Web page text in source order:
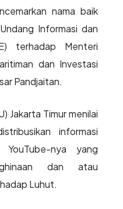
nama baik
Informasi dan
terhadap Menteri
dan Investasi
Pandjaitan.
Jakarta Timur menilai
informasi
nya yang
dan atau
Luhut.